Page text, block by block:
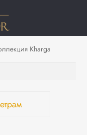
Kharga